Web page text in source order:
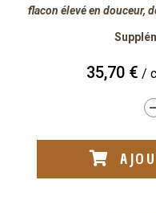
flacon élevé en douceur,
35,70 € /